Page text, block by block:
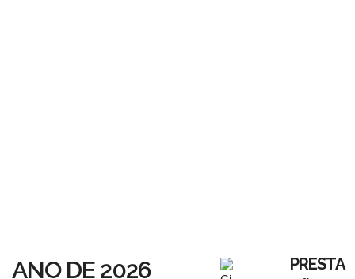
ANO DE 2026
PRESTA